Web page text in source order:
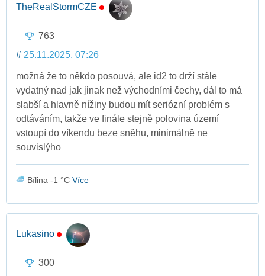
TheRealStormCZE
763
# 25.11.2025, 07:26
možná že to někdo posouvá, ale id2 to drží stále
vydatný nad jak jinak než východními čechy, dál to má
slabší a hlavně nížiny budou mít seriózní problém s
odtáváním, takže ve finále stejně polovina území
vstoupí do víkendu beze sněhu, minimálně ne
souvislýho
Bílina -1 °C Více
Lukasino
300